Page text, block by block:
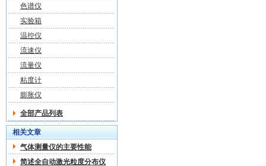
色谱仪
实验箱
温控仪
流速仪
流量仪
粘度计
膨胀仪
全部产品列表
相关文章
气体测量仪的主要性能
简述全自动激光粒度分布仪